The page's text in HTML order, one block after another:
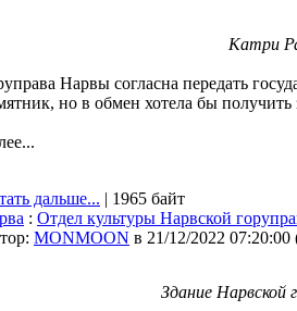
Катри
Нарвы согласна передать
но в обмен хотела бы
дальше... | 1965 байт
: Отдел культуры Нарвской
MONMOON в 21/12/2022 07:20:00
Здание Нарвской